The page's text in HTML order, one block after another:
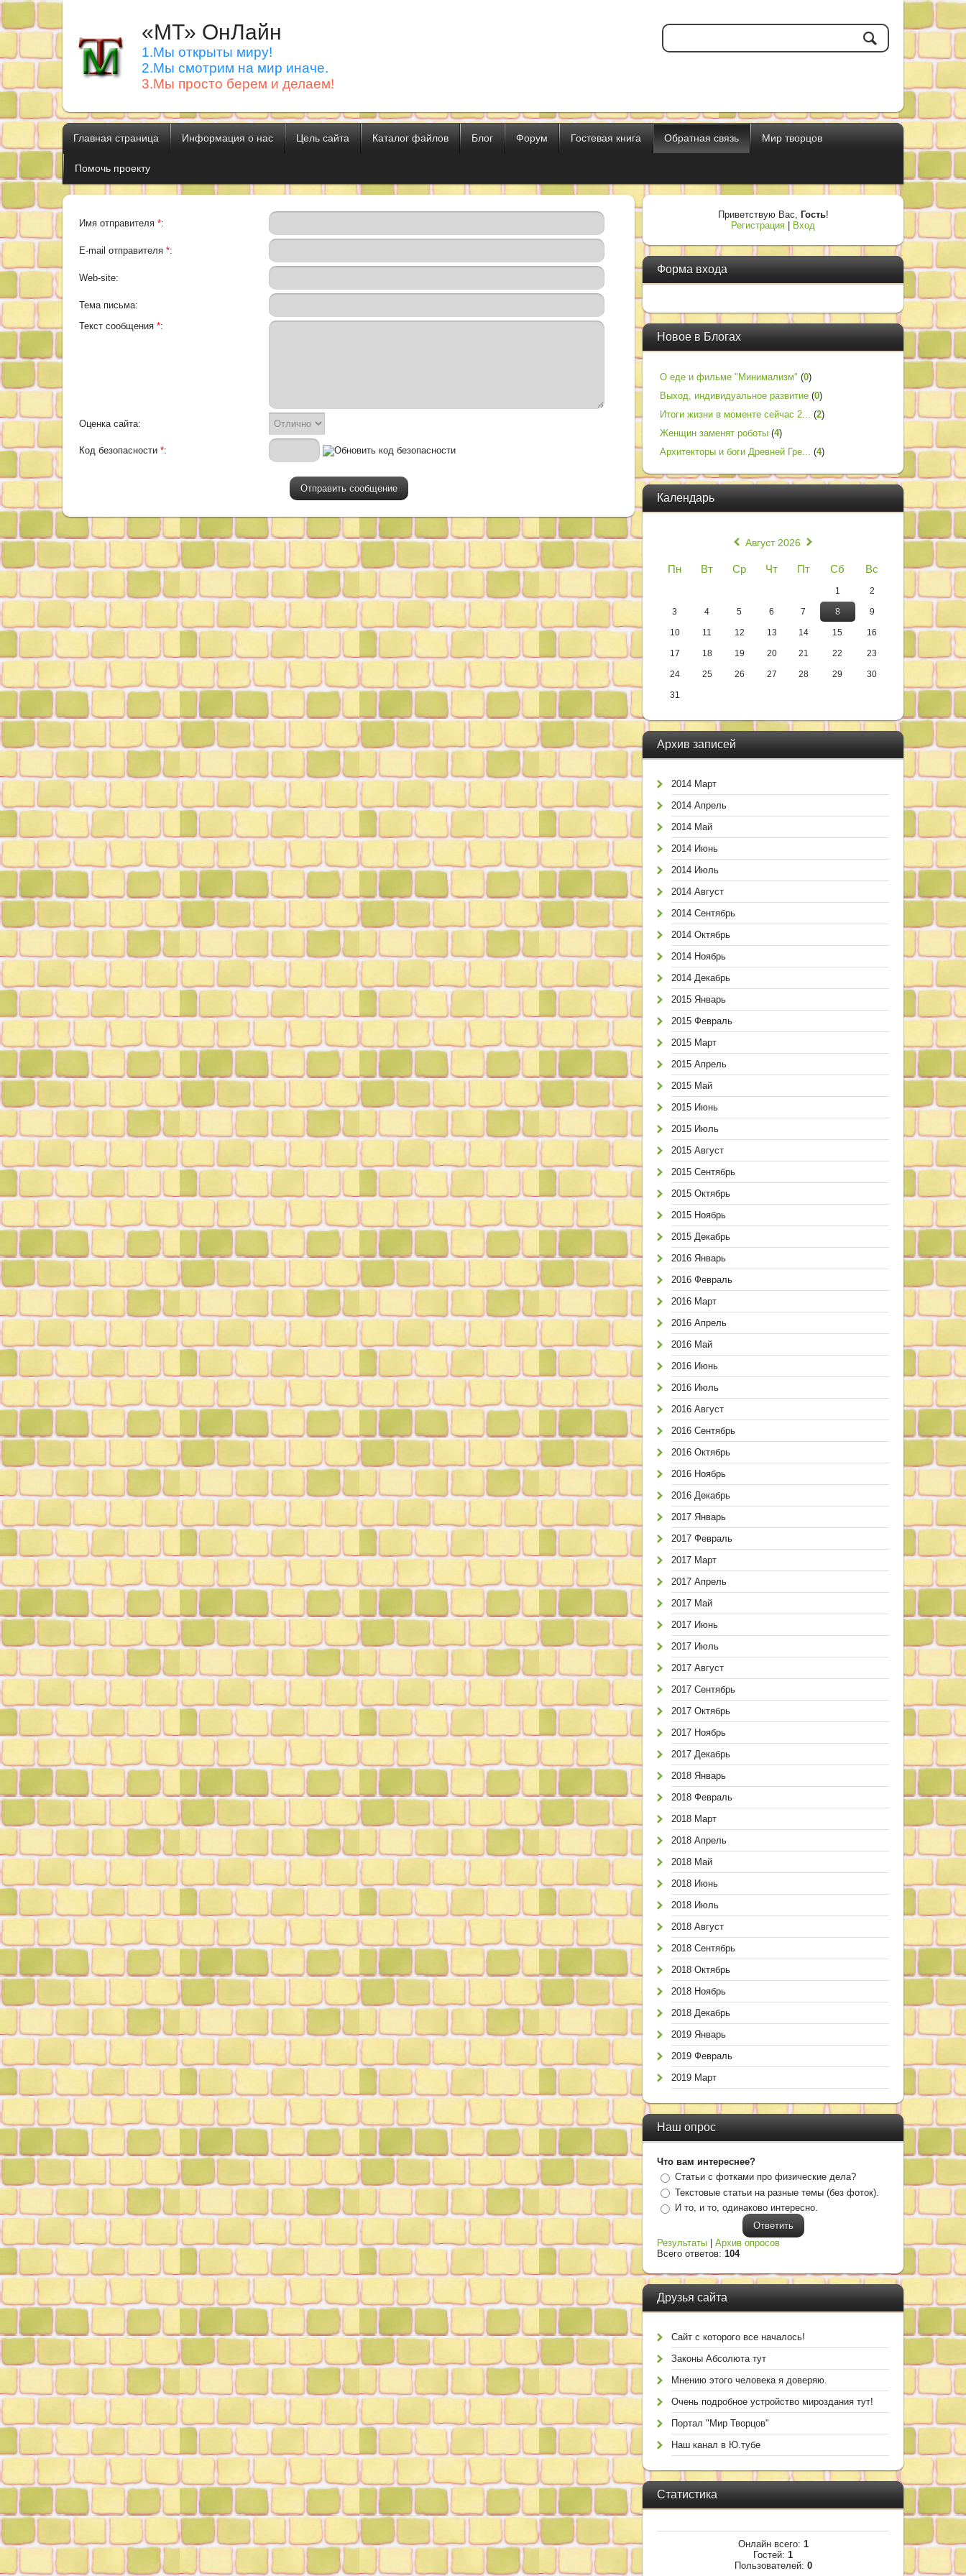
«МТ» ОнЛайн
1.Мы открыты миру!
2.Мы смотрим на мир иначе.
3.Мы просто берем и делаем!
Главная страница Информация о нас Цель сайта Каталог файлов Блог Форум Гостевая книга Обратная связь Мир творцов
Помочь проекту
Имя отправителя *:
E-mail отправителя *:
Web-site:
Тема письма:
Текст сообщения *:
Оценка сайта:
Код безопасности *:
Приветствую Вас, Гость!
Регистрация
Вход
Форма входа
Новое в Блогах
О еде и фильме "Минимализм" (0)
Выход, индивидуальное развитие (0)
Итоги жизни в моменте сейчас 2... (2)
Женщин заменят роботы (4)
Архитекторы и боги Древней Гре... (4)
Календарь
Август 2026
Пн Вт Ср Чт Пт Сб Вс
1 2
3 4 5 6 7 8 9
10 11 12 13 14 15 16
17 18 19 20 21 22 23
24 25 26 27 28 29 30
31
Архив записей
2014 Март
2014 Апрель
2014 Май
2014 Июнь
2014 Июль
2014 Август
2014 Сентябрь
2014 Октябрь
2014 Ноябрь
2014 Декабрь
2015 Январь
2015 Февраль
2015 Март
2015 Апрель
2015 Май
2015 Июнь
2015 Июль
2015 Август
2015 Сентябрь
2015 Октябрь
2015 Ноябрь
2015 Декабрь
2016 Январь
2016 Февраль
2016 Март
2016 Апрель
2016 Май
2016 Июнь
2016 Июль
2016 Август
2016 Сентябрь
2016 Октябрь
2016 Ноябрь
2016 Декабрь
2017 Январь
2017 Февраль
2017 Март
2017 Апрель
2017 Май
2017 Июнь
2017 Июль
2017 Август
2017 Сентябрь
2017 Октябрь
2017 Ноябрь
2017 Декабрь
2018 Январь
2018 Февраль
2018 Март
2018 Апрель
2018 Май
2018 Июнь
2018 Июль
2018 Август
2018 Сентябрь
2018 Октябрь
2018 Ноябрь
2018 Декабрь
2019 Январь
2019 Февраль
2019 Март
Наш опрос
Что вам интереснее?
Статьи с фотками про физические дела?
Текстовые статьи на разные темы (без фоток).
И то, и то, одинаково интересно.
Результаты |Архив опросов
Всего ответов: 104
Друзья сайта
Сайт с которого все началось!
Законы Абсолюта тут
Мнению этого человека я доверяю.
Очень подробное устройство мироздания тут!
Портал "Мир Творцов"
Наш канал в Ю.тубе
Статистика
Онлайн всего: 1
Гостей: 1
Пользователей: 0